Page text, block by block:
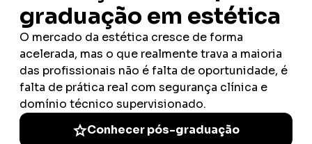
FAQ: Perguntas Frequentes sobre
UTI Neonatal e Pediátrica
Quais são os benefícios de escolher uma pós-
graduação híbrida?
Inicialmente, optar por uma pós-graduação híbrida oferece